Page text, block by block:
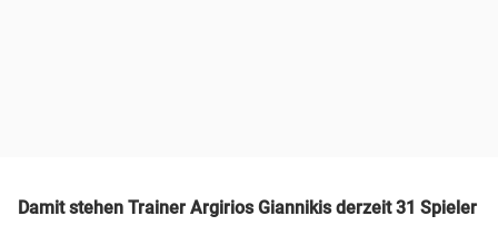
Damit stehen Trainer Argirios Giannikis derzeit 31 Spieler